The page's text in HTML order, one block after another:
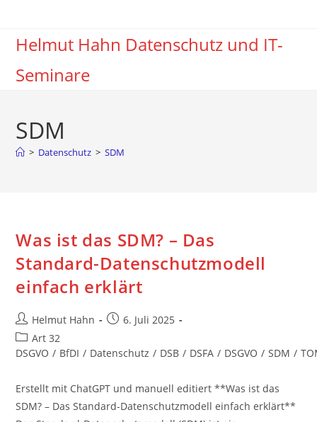
springenHelmut Hahn Datenschutz und IT-
Seminare
SDM
> Datenschutz > SDM
Was ist das SDM? – Das
Standard-Datenschutzmodell
einfach erklärt
Beitrags-
Autor:
Helmut Hahn
Beitrag6. Juli 2025
Beitrags-
Kategorie:
Art 32
DSGVO / BfDI / Datenschutz / DSB / DSFA / DSGVO / SDM /
Erstellt mit ChatGPT und manuell editiert **Was ist das
SDM? – Das Standard-Datenschutzmodell einfach erklärt**